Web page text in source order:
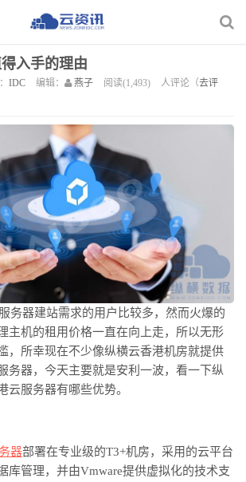
入手的理由
IDC 编辑： 燕子 阅读(1,493) 人评论（去评
务器建站需求的用户比较多，然而火爆的
主机的租用价格一直在向上走，所以无形
，所幸现在不少像纵横云香港机房就提供
务器，今天主要就是安利一波，看一下纵
云服务器有哪些优势。
器部署在专业级的T3+机房，采用的云平台
库管理，并由Vmware提供虚拟化的技术支